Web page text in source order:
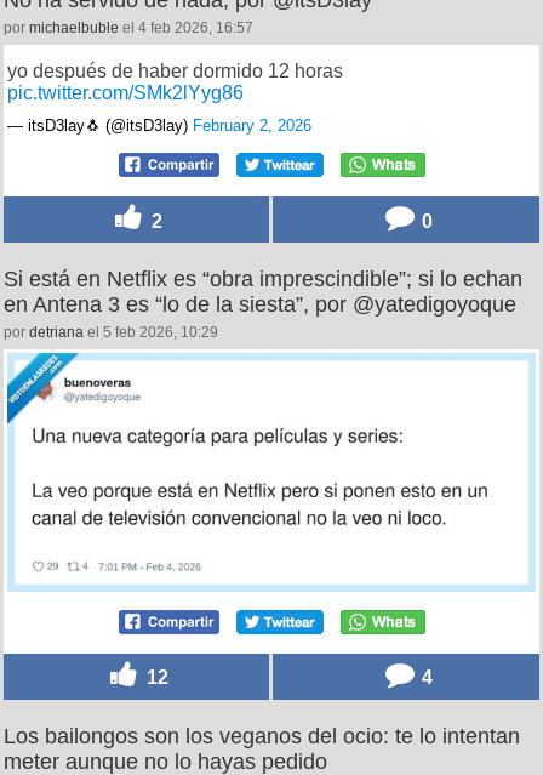
por michaelbuble el 4 feb 2026, 16:57
yo después de haber dormido 12 horas
pic.twitter.com/SMk2lYyg86
— itsD3lay🐧 (@itsD3lay) February 2, 2026
2 0
Si está en Netflix es “obra imprescindible”; si lo echan
en Antena 3 es “lo de la siesta”, por @yatedigoyoque
por detriana el 5 feb 2026, 10:29
12 4
Los bailongos son los veganos del ocio: te lo intentan
meter aunque no lo hayas pedido